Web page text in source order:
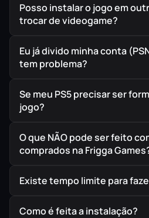
Posso instalar o jogo em
trocar de videogame?
Eu já divido minha conta
tem problema?
Se meu PS5 precisar ser
jogo?
O que NÃO pode ser feito
comprados na Frigga
Existe tempo limite para
Como é feita a instalação?